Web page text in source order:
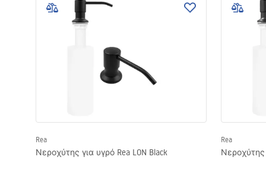
Rea
Νεροχύτης για υγρό Rea LON Black
Rea
Νεροχύτης